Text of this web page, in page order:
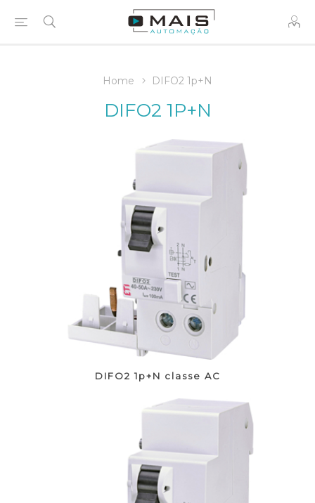
Home DIFO2 1p+N
DIFO2 1P+N
DIFO2 1p+N classe AC